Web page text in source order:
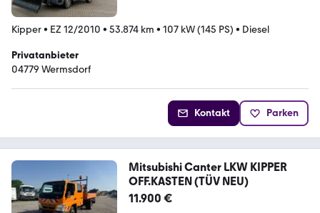
Kipper• EZ 12/2010 • 53.874 km • 107 kW (145 PS) • Diesel
Privatanbieter
04779 Wermsdorf
Kontakt Parken
Mitsubishi Canter LKW KIPPER
OFF.KASTEN (TÜV NEU)
11.900 €